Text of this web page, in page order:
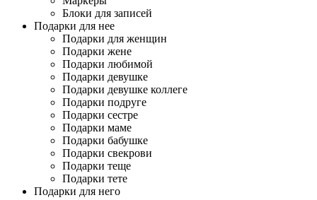
Блоки для записей
Подарки для нее
Подарки для женщин
Подарки жене
Подарки любимой
Подарки девушке
Подарки девушке коллеге
Подарки подруге
Подарки сестре
Подарки маме
Подарки бабушке
Подарки свекрови
Подарки теще
Подарки тете
Подарки для него